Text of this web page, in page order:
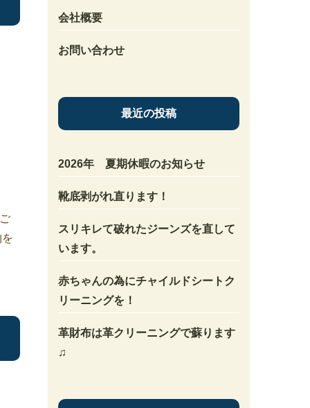
会社概要
お問い合わせ
最近の投稿
2026年 夏期休暇のお知らせ
靴底剥がれ直ります！
スリキレて破れたジーンズを直して
います。
赤ちゃんの為にチャイルドシートク
リーニングを！
革財布は革クリーニングで蘇ります
♫